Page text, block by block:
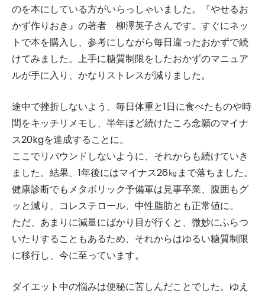
のを本にしている方がいらっしゃいました。『やせるお
かず作りおき』の著者 柳澤英子さんです。すぐにネッ
トで本を購入し、参考にしながら毎日違ったおかずで続
けてみました。上手に糖質制限をしたおかずのマニュア
ルが手に入り、かなりストレスが減りました。
途中で挫折しないよう、毎日体重と1日に食べたものや時
間をキッチリメモし、半年ほど続けたころ念願のマイナ
ス20kgを達成することに。
ここでリバウンドしないように、それからも続けていき
ました。結果、1年後にはマイナス26㎏まで落ちました。
健康診断でもメタボリック予備軍は見事卒業、腹囲もグ
ッと減り、コレステロール、中性脂肪とも正常値に。
ただ、あまりに減量にばかり目が行くと、微妙にふらつ
いたりすることもあるため、それからはゆるい糖質制限
に移行し、今に至っています。
ダイエット中の悩みは便秘に苦しんだことでした。ゆえ